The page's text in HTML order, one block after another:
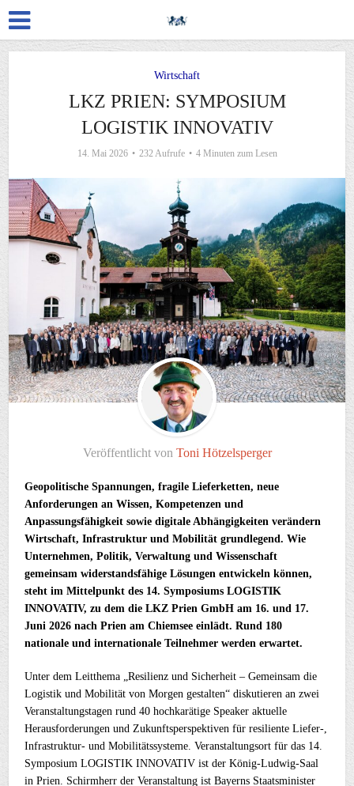
Wirtschaft
LKZ PRIEN: SYMPOSIUM
LOGISTIK INNOVATIV
14. Mai 2026 232 Aufrufe 4 Minuten zum Lesen
Veröffentlicht von Toni Hötzelsperger
Geopolitische Spannungen, fragile Lieferketten, neue
Anforderungen an Wissen, Kompetenzen und
Anpassungsfähigkeit sowie digitale Abhängigkeiten verändern
Wirtschaft, Infrastruktur und Mobilität grundlegend. Wie
Unternehmen, Politik, Verwaltung und Wissenschaft
gemeinsam widerstandsfähige Lösungen entwickeln können,
steht im Mittelpunkt des 14. Symposiums LOGISTIK
INNOVATIV, zu dem die LKZ Prien GmbH am 16. und 17.
Juni 2026 nach Prien am Chiemsee einlädt. Rund 180
nationale und internationale Teilnehmer werden erwartet.
Unter dem Leitthema „Resilienz und Sicherheit – Gemeinsam die
Logistik und Mobilität von Morgen gestalten“ diskutieren an zwei
Veranstaltungstagen rund 40 hochkarätige Speaker aktuelle
Herausforderungen und Zukunftsperspektiven für resiliente Liefer-,
Infrastruktur- und Mobilitätssysteme. Veranstaltungsort für das 14.
Symposium LOGISTIK INNOVATIV ist der König-Ludwig-Saal
in Prien. Schirmherr der Veranstaltung ist Bayerns Staatsminister